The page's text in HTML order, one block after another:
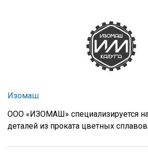
Изомаш
ООО «ИЗОМАШ» специализируется
деталей из проката цветных